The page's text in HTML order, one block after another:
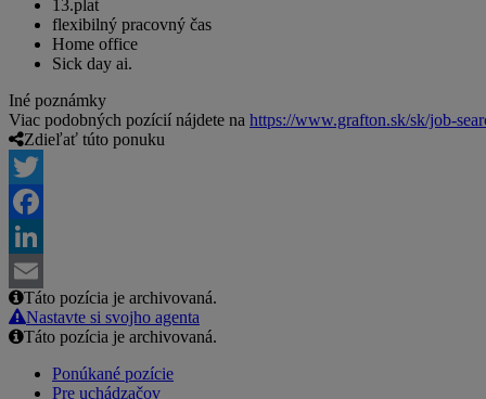
13.plat
flexibilný pracovný čas
Home office
Sick day ai.
Iné poznámky
Viac podobných pozícií nájdete na https://www.grafton.sk/sk/job-
Zdieľať túto ponuku
Twitter
Facebook
LinkedIn
Email
Táto pozícia je archivovaná.
Nastavte si svojho agenta
Táto pozícia je archivovaná.
Ponúkané pozície
Pre uchádzačov